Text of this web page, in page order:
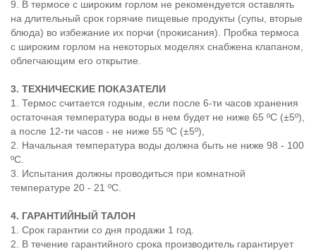
9. В термосе с широким горлом не рекомендуется оставлять
на длительный срок горячие пищевые продукты (супы, вторые
блюда) во избежание их порчи (прокисания). Пробка термоса
с широким горлом на некоторых моделях снабжена клапаном,
облегчающим его открытие.
3. ТЕХНИЧЕСКИЕ ПОКАЗАТЕЛИ
1. Термос считается годным, если после 6-ти часов хранения
остаточная температура воды в нем будет не ниже 65 ºС (±5º),
а после 12-ти часов - не ниже 55 ºС (±5º),
2. Начальная температура воды должна быть не ниже 98 - 100
ºС.
3. Испытания должны проводиться при комнатной
температуре 20 - 21 ºС.
4. ГАРАНТИЙНЫЙ ТАЛОН
1. Срок гарантии со дня продажи 1 год.
2. В течение гарантийного срока производитель гарантирует